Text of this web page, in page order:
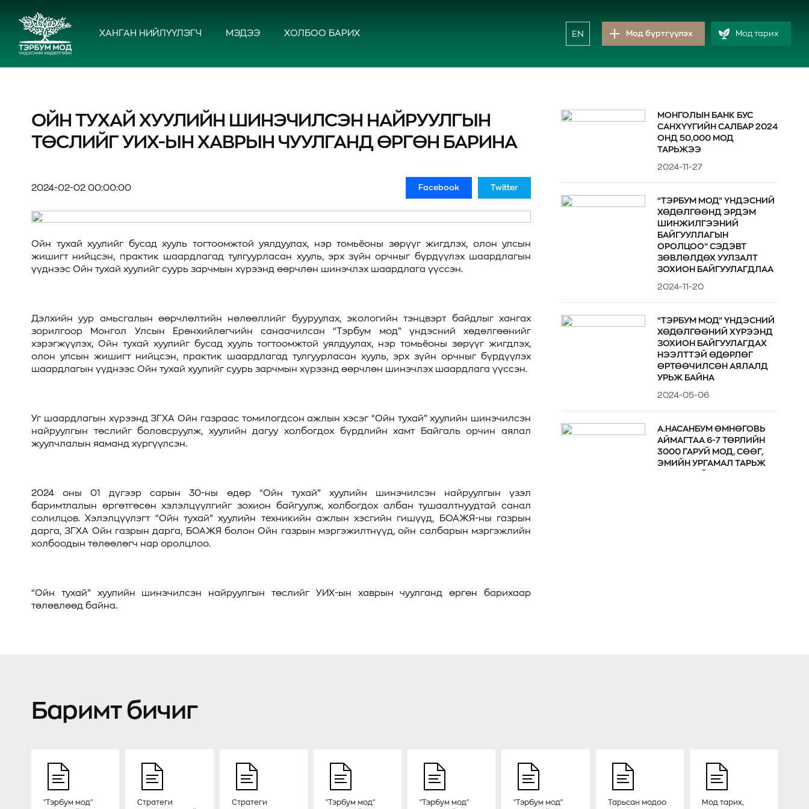
ХАНГАН НИЙЛҮҮЛЭГЧ МЭДЭЭ ХОЛБОО БАРИХ EN Мод бүртгүүлэх Мод тарих
ОЙН ТУХАЙ ХУУЛИЙН ШИНЭЧИЛСЭН НАЙРУУЛГЫН
ТӨСЛИЙГ УИХ-ЫН ХАВРЫН ЧУУЛГАНД ӨРГӨН БАРИНА
2024-02-02 00:00:00 Facebook Twitter
Ойн тухай хуулийг бусад хууль тогтоомжтой уялдуулах, нэр томьёоны зөрүүг жигдлэх, олон улсын
жишигт нийцсэн, практик шаардлагад тулгуурласан хууль, эрх зүйн орчныг бүрдүүлэх шаардлагын
үүднээс Ойн тухай хуулийг суурь зарчмын хүрээнд өөрчлөн шинэчлэх шаардлага үүссэн.
Дэлхийн уур амьсгалын өөрчлөлтийн нөлөөллийг бууруулах, экологийн тэнцвэрт байдлыг хангах
зорилгоор Монгол Улсын Ерөнхийлөгчийн санаачилсан “Тэрбум мод” үндэсний хөдөлгөөнийг
хэрэгжүүлэх, Ойн тухай хуулийг бусад хууль тогтоомжтой уялдуулах, нэр томьёоны зөрүүг жигдлэх,
олон улсын жишигт нийцсэн, практик шаардлагад тулгуурласан хууль, эрх зүйн орчныг бүрдүүлэх
шаардлагын үүднээс Ойн тухай хуулийг суурь зарчмын хүрээнд өөрчлөн шинэчлэх шаардлага үүссэн.
Уг шаардлагын хүрээнд ЗГХА Ойн газраас томилогдсон ажлын хэсэг “Ойн тухай” хуулийн шинэчилсэн
найруулгын төслийг боловсруулж, хуулийн дагуу холбогдох бүрдлийн хамт Байгаль орчин аялал
жуулчлалын яаманд хүргүүлсэн.
2024 оны 01 дүгээр сарын 30-ны өдөр “Ойн тухай” хуулийн шинэчилсэн найруулгын үзэл
баримтлалын өргөтгөсөн хэлэлцүүлгийг зохион байгуулж, холбогдох албан тушаалтнуудтай санал
солилцов. Хэлэлцүүлэгт “Ойн тухай” хуулийн техникийн ажлын хэсгийн гишүүд, БОАЖЯ-ны газрын
дарга, ЗГХА Ойн газрын дарга, БОАЖЯ болон Ойн газрын мэргэжилтнүүд, ойн салбарын мэргэжлийн
холбоодын төлөөлөгч нар оролцлоо.
“Ойн тухай” хуулийн шинэчилсэн найруулгын төслийг УИХ-ын хаврын чуулганд өргөн барихаар
төлөвлөөд байна.
МОНГОЛЫН БАНК БУС
САНХҮҮГИЙН САЛБАР 2024
ОНД 50,000 МОД
ТАРЬЖЭЭ
2024-11-27
“ТЭРБУМ МОД” ҮНДЭСНИЙ
ХӨДӨЛГӨӨНД ЭРДЭМ
ШИНЖИЛГЭЭНИЙ
БАЙГУУЛЛАГЫН
ОРОЛЦОО” СЭДЭВТ
ЗӨВЛӨЛДӨХ УУЛЗАЛТ
ЗОХИОН БАЙГУУЛАГДЛАА
2024-11-20
“ТЭРБУМ МОД” ҮНДЭСНИЙ
ХӨДӨЛГӨӨНИЙ ХҮРЭЭНД
ЗОХИОН БАЙГУУЛАГДАХ
НЭЭЛТТЭЙ ӨДӨРЛӨГ
ӨРТӨӨЧИЛСӨН АЯЛАЛД
УРЬЖ БАЙНА
2024-05-06
А.НАСАНБУМ ӨМНӨГОВЬ
АЙМАГТАА 6-7 ТӨРЛИЙН
3000 ГАРУЙ МОД, СӨӨГ,
ЭМИЙН УРГАМАЛ ТАРЬЖ
Ч.ОДСҮРЭН: МОД ТАРИХ,
УРГУУЛАХ АЖИЛ БОЛ БҮХ
АРД ТҮМНИЙ ҮЙЛ ХЭРЭГ
2024-04-02
Баримт бичиг
"Тэрбум мод"
Стратеги
Стратеги
"Тэрбум мод"
"Тэрбум мод"
"Тэрбум мод"
Тарьсан модоо
Мод тарих,